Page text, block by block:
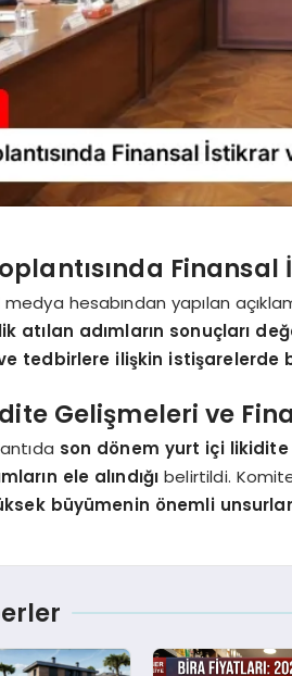
medya hesabından yapılan
atılan adımların sonuçları
tedbirlere ilişkin istişarelerde
Gelişmeleri ve
son dönem yurt içi
ele alındığı belirtildi.
büyümenin önemli